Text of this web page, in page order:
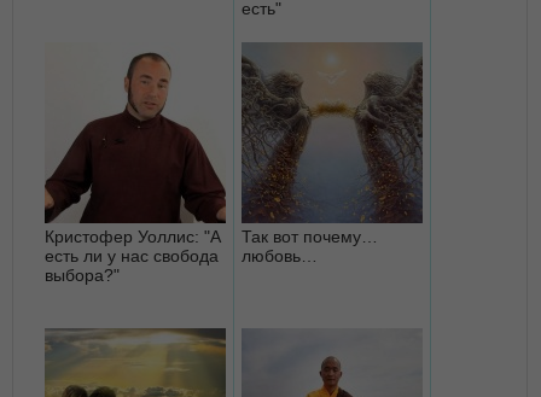
есть"
Кристофер Уоллис: "А
есть ли у нас свобода
выбора?"
Так вот почему…
любовь…